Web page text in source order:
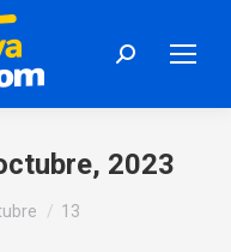
Search:
2023
13